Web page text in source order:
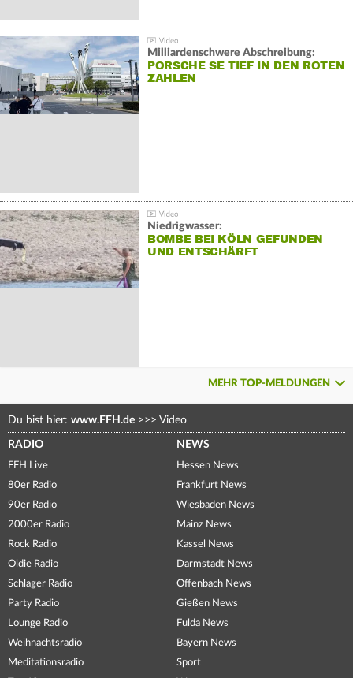
Milliardenschwere Abschreibung:
PORSCHE SE TIEF IN DEN ROTEN
ZAHLEN
Niedrigwasser:
BOMBE BEI KÖLN GEFUNDEN
UND ENTSCHÄRFT
MEHR TOP-MELDUNGEN
Du bist hier: www.FFH.de >>> Video
RADIO
FFH Live
80er Radio
90er Radio
2000er Radio
Rock Radio
Oldie Radio
Schlager Radio
Party Radio
Lounge Radio
Weihnachtsradio
Meditationsradio
NEWS
Hessen News
Frankfurt News
Wiesbaden News
Mainz News
Kassel News
Darmstadt News
Offenbach News
Gießen News
Fulda News
Bayern News
Sport